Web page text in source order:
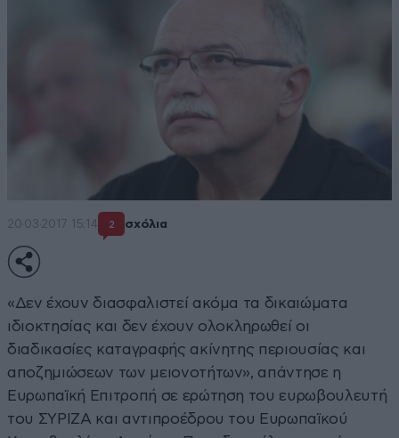
20·03·2017 15:14 2 σχόλια
«Δεν έχουν διασφαλιστεί ακόμα τα δικαιώματα
ιδιοκτησίας και δεν έχουν ολοκληρωθεί οι
διαδικασίες καταγραφής ακίνητης περιουσίας και
αποζημιώσεων των μειονοτήτων», απάντησε η
Ευρωπαϊκή Επιτροπή σε ερώτηση του ευρωβουλευτή
του ΣΥΡΙΖΑ και αντιπροέδρου του Ευρωπαϊκού